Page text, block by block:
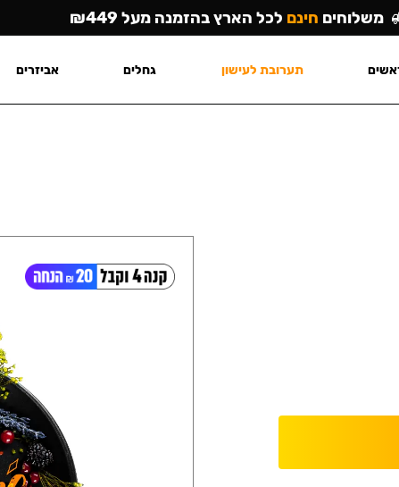
משלוחים חינם לכל הארץ בהזמנה מעל ₪449
תערובת לעישון גחלים אביזרים